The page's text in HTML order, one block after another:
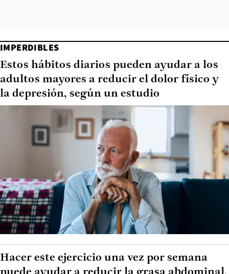
IMPERDIBLES
Estos hábitos diarios pueden ayudar a los
adultos mayores a reducir el dolor físico y
la depresión, según un estudio
Hacer este ejercicio una vez por semana